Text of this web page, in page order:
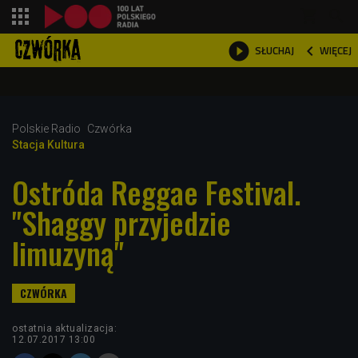
 SŁUCHAJ  WIĘCEJ

Polskie Radio
Czwórka
Stacja Kultura
Ostróda Reggae Festival.
"Shaggy przyjedzie
limuzyną"
ostatnia aktualizacja:
12.07.2017 13:00